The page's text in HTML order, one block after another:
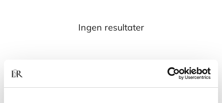
Ingen resultater